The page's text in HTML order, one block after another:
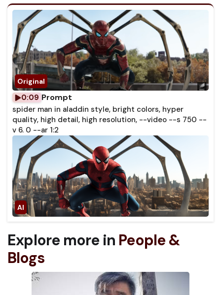
0:09 Prompt
spider man in aladdin style, bright colors, hyper
quality, high detail, high resolution, --video --s 750 --
v 6. 0 --ar 1:2
Explore more in People &
Blogs